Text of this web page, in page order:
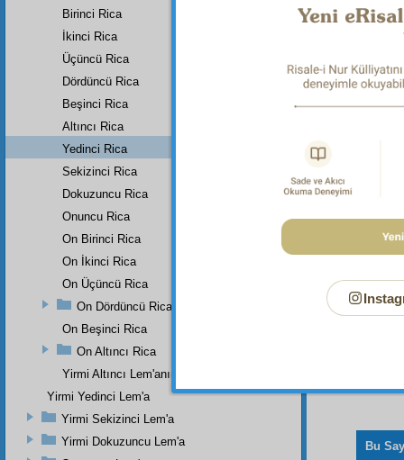
O
Bu
Birinci Rica
İkinci Rica
Üçüncü Rica
Dördüncü Rica
Beşinci Rica
Altıncı Rica
Yedinci Rica
Sekizinci Rica
Dokuzuncu Rica
Onuncu Rica
On Birinci Rica
On İkinci Rica
On Üçüncü Rica
On Dördüncü Rica
On Beşinci Rica
On Altıncı Rica
Yirmi Altıncı Lem'anın Zeyli
Yirmi Yedinci Lem'a
Yirmi Sekizinci Lem'a
Yirmi Dokuzuncu Lem'a